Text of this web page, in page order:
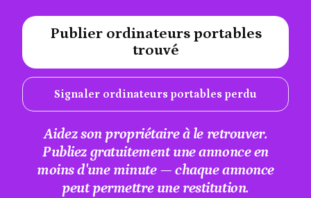
Publier ordinateurs portables
trouvé
Signaler ordinateurs portables perdu
#A12AEB
Aidez son propriétaire à le retrouver.
Publiez gratuitement une annonce en
moins d'une minute — chaque annonce
peut permettre une restitution.